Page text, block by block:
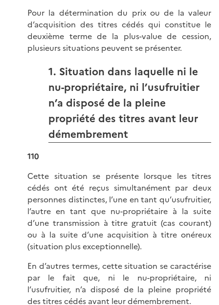
Pour la détermination du prix ou de la valeur
d’acquisition des titres cédés qui constitue le
deuxième terme de la plus-value de cession,
plusieurs situations peuvent se présenter.
1. Situation dans laquelle ni le
nu-propriétaire, ni l’usufruitier
n’a disposé de la pleine
propriété des titres avant leur
démembrement
110
Cette situation se présente lorsque les titres
cédés ont été reçus simultanément par deux
personnes distinctes, l’une en tant qu’usufruitier,
l’autre en tant que nu-propriétaire à la suite
d’une transmission à titre gratuit (cas courant)
ou à la suite d’une acquisition à titre onéreux
(situation plus exceptionnelle).
En d’autres termes, cette situation se caractérise
par le fait que, ni le nu-propriétaire, ni
l’usufruitier, n’a disposé de la pleine propriété
des titres cédés avant leur démembrement.